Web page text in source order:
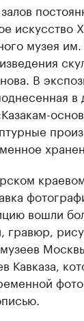
искусство
музея
В
вошли
гравюр,
Кавказа,